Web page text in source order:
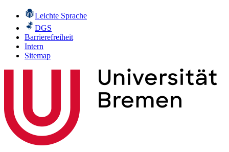
Leichte Sprache
DGS
Barrierefreiheit
Intern
Sitemap